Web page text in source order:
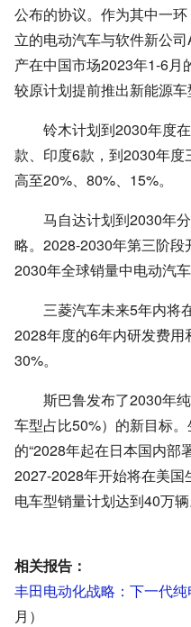
公布的协议。作为其中一
立的电动汽车与软件新公
产在中国市场2023年1-6月
较原计划提前推出新能源车
铃木计划到2030年度在
款、印度6款，到2030年
高至20%、80%、15%。
马自达计划到2030年分
略。2028-2030年第三阶
2030年全球销量中电动汽
三菱汽车未来5年内将
2028年度的6年内研发费
30%。
斯巴鲁发布了2030年纯
车型占比50%）的新目标
的“2028年起在日本国内部
2027-2028年开始将在美
电车型销量计划达到40万辆
相关报告：
丰田电动化战略：下一代
月）